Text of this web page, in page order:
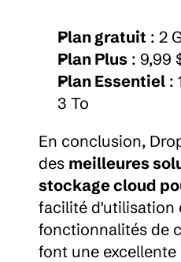
Plan gratuit : 2
Plan Plus : 9,99
Plan Essentiel :
3 To
En conclusion,
des meilleures
stockage cloud
facilité d'utilisation
fonctionnalités de
font une